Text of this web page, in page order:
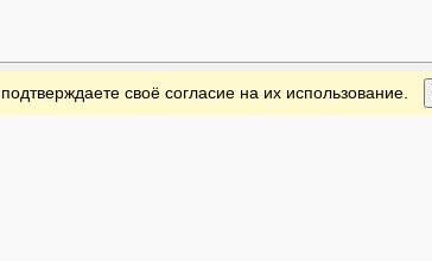
своё согласие на их использование.